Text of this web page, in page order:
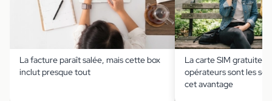
La facture paraît salée, mais cette box
inclut presque tout
La carte SIM gratuite ?
opérateurs sont les
cet avantage